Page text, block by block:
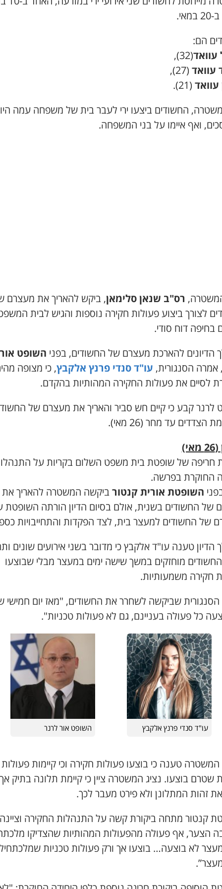
הם:
(32),
עוואד (27),
עוואד (21).
החשודים ביצעו ירי לעבר בית של משפחה עמה היו
ואף איימו על בני המשפחה.
רס"ב שנאן סלימאן, ביקש להאריך את מעצרם
לצורך ביצוע פעולות חקירה נוספות והגיש לבית
בחיפה דוח סודי.
הדיונים להארכת מעצרם של החשודים, בפני השופט אור
, אמרה הסנגורית, עו"ד סנדי פרנץ אלקבץ, כי מצופה
לסיים את פעולות החקירה המהותיות בהקדם.
לרנר קבע כי קיים חש סביר והאריך את מעצרם של
הצדדים עד מחר (26 מאי).
חריפה של שופטת בית משפט השלום בקריות על
החוקרת בפרשה.
השופטת אורית קנטורביקשה המשטרה להאריך את
של החשודים בשנית, אולם בסיום הדיון הורתה השופטת
של החשודים למעצר בית, לצד הפקדות והתחייבויות
הדיון טענה עו"ד אלקבץ כי מדובר בשני אירועים שונים
מוחזקים במשך שישה ימים במעצר מבלי שבוצעו
חקירה משמעותיות.
הסנגורית שביקשה לשחרר את החשודים, "מאז יום חמישי
כל פעולה בעניינם, גם לא פעולות טכניות".
עו"ד סנדי פרנץ אלקבץ השופט אור לרנר
טענה כי בוצעו פעולות חקירה וכי קיימות פעולות
שטרם בוצעו. נציג המשטרה ציין כי קיימת תלונה בתיק
זהות המתלונן ולא פירט מעבר לכך.
קנטור מתחה ביקורת קשה על התנהלות החקירה
הצער, אף פעולה מהפעולות המהותיות שהצדיקו
לא בוצעה… בוצעו אך ורק פעולות טכניות